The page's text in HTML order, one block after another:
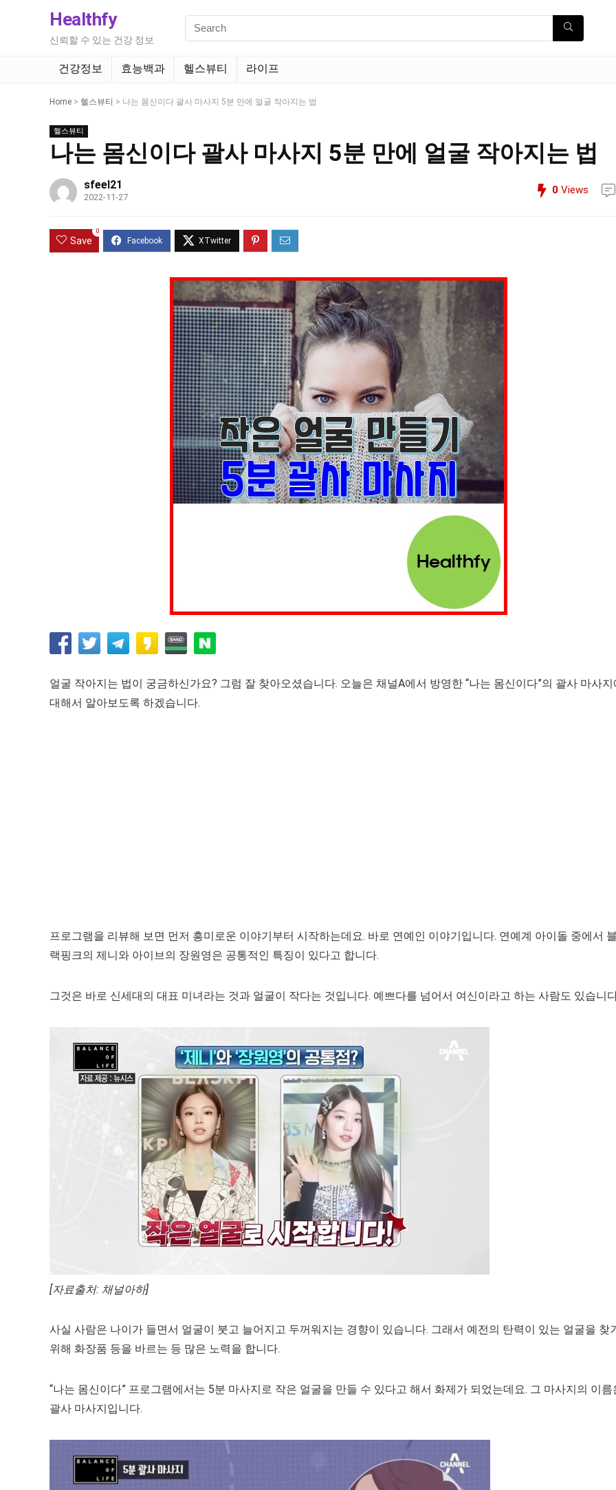
Healthfy
신뢰할 수 있는 건강 정보
건강정보 효능백과 헬스뷰티 라이프
Home > 헬스뷰티 > 나는 몸신이다 괄사 마사지 5분 만에 얼굴 작아지는 법
헬스뷰티
나는 몸신이다 괄사 마사지 5분 만에 얼굴 작아지는 법
sfeel21
2022-11-27
0 Views
Save
0
얼굴 작아지는 법이 궁금하신가요? 그럼 잘 찾아오셨습니다. 오늘은 채널A에서 방영한 “나는 몸신이다”의 괄사 마사지
대해서 알아보도록 하겠습니다.
프로그램을 리뷰해 보면 먼저 흥미로운 이야기부터 시작하는데요. 바로 연예인 이야기입니다. 연예계 아이돌 중에서
랙핑크의 제니와 아이브의 장원영은 공통적인 특징이 있다고 합니다.
그것은 바로 신세대의 대표 미녀라는 것과 얼굴이 작다는 것입니다. 예쁘다를 넘어서 여신이라고 하는 사람도 있습니
[자료출처: 채널아하]
사실 사람은 나이가 들면서 얼굴이 붓고 늘어지고 두꺼워지는 경향이 있습니다. 그래서 예전의 탄력이 있는 얼굴을 찾
위해 화장품 등을 바르는 등 많은 노력을 합니다.
“나는 몸신이다” 프로그램에서는 5분 마사지로 작은 얼굴을 만들 수 있다고 해서 화제가 되었는데요. 그 마사지의 이름
괄사 마사지입니다.